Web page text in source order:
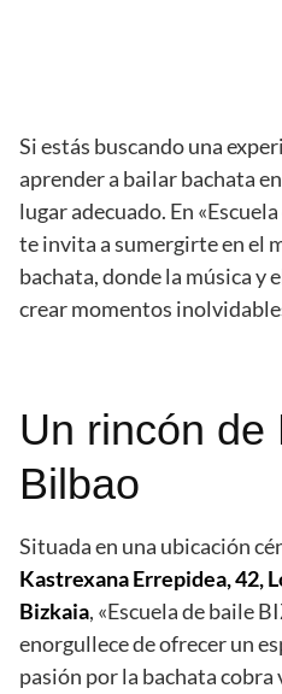
Si estás buscando una
aprender a bailar bachata
lugar adecuado. En
te invita a sumergirte en el
bachata, donde la música y
crear momentos
Un rincón de
Bilbao
Situada en una ubicación
Kastrexana Errepidea, 42,
Bizkaia, «Escuela de baile
enorgullece de ofrecer un
pasión por la bachata cobra